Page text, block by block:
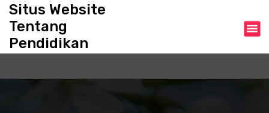
Situs Website
Tentang
Pendidikan